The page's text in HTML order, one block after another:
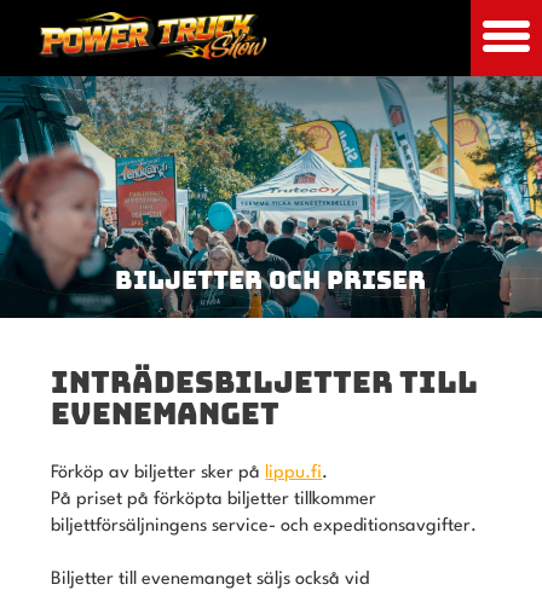
BILJETTER OCH PRISER
INTRÄDESBILJETTER TILL
EVENEMANGET
Förköp av biljetter sker pålippu.fi.
På priset på förköpta biljetter tillkommer
biljettförsäljningens service- och expeditionsavgifter.
Biljetter till evenemanget säljs också vid